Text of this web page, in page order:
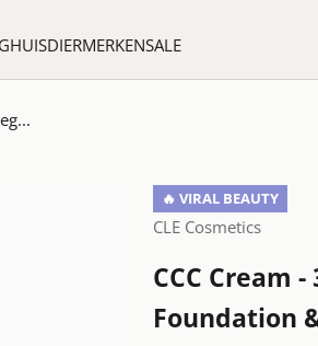
HUISDIERMERKENSALE
🔥 VIRAL BEAUTY
CLE Cosmetics
CCC Cream
Foundation